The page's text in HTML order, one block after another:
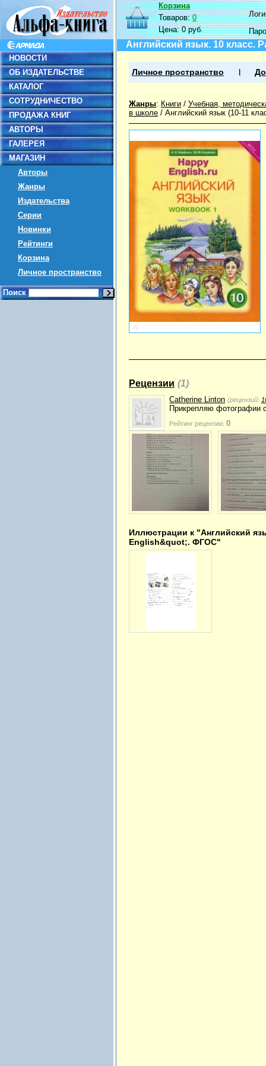
НОВОСТИ
ОБ ИЗДАТЕЛЬСТВЕ
КАТАЛОГ
СОТРУДНИЧЕСТВО
ПРОДАЖА КНИГ
АВТОРЫ
ГАЛЕРЕЯ
МАГАЗИН
Авторы
Жанры
Издательства
Серии
Новинки
Рейтинги
Корзина
Личное пространство
Поиск
Корзина
Товаров:0
Цена:0 руб.
Английский язык. 10 класс.
Личное пространство
Жанры: Книги / Учебная,
в школе / Английский язык (10-11
Рецензии (1)
Catherine Linton (рецензий:
Прикрепляю фотографии
Рейтинг рецензии: 0
Иллюстрации к "Английский
English&quot;. ФГОС"